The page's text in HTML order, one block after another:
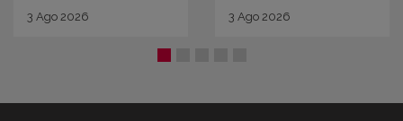
3 Ago 2026 3 Ago 2026